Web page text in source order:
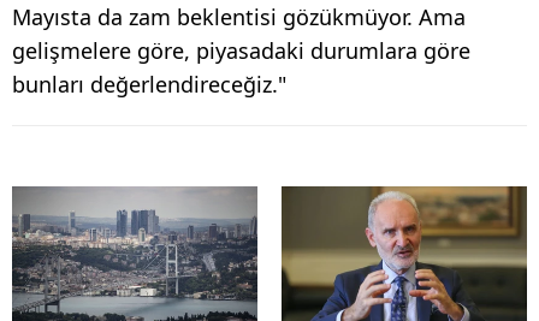
Mayısta da zam beklentisi gözükmüyor. Ama
gelişmelere göre, piyasadaki durumlara göre
bunları değerlendireceğiz."